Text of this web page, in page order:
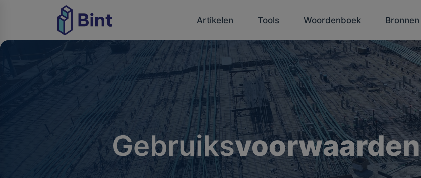
Artikelen Tools Woordenboek Bronnen
Gebruiksvoorwaarden